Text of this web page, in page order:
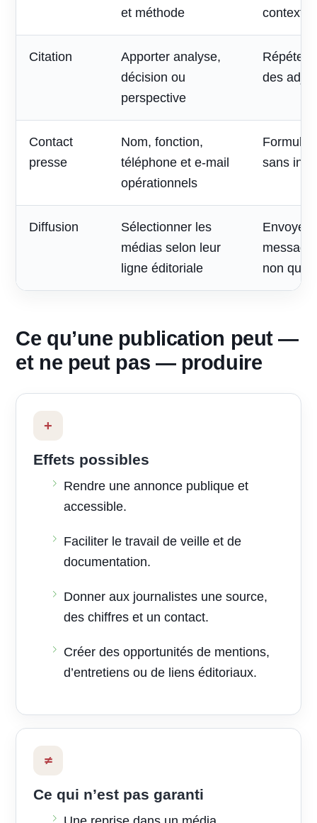
et méthode
contexte
Citation
Apporter analyse,
décision ou
perspective
Répéter
des
Contact
presse
Nom, fonction,
téléphone et e-mail
opérationnels
sans
Diffusion
Sélectionner les
médias selon leur
ligne éditoriale
Envoyer
non
Ce qu’une publication peut —
et ne peut pas — produire
+
Effets possibles
Rendre une annonce publique et
accessible.
Faciliter le travail de veille et de
documentation.
Donner aux journalistes une source,
des chiffres et un contact.
Créer des opportunités de mentions,
d’entretiens ou de liens éditoriaux.
≠
Ce qui n’est pas garanti